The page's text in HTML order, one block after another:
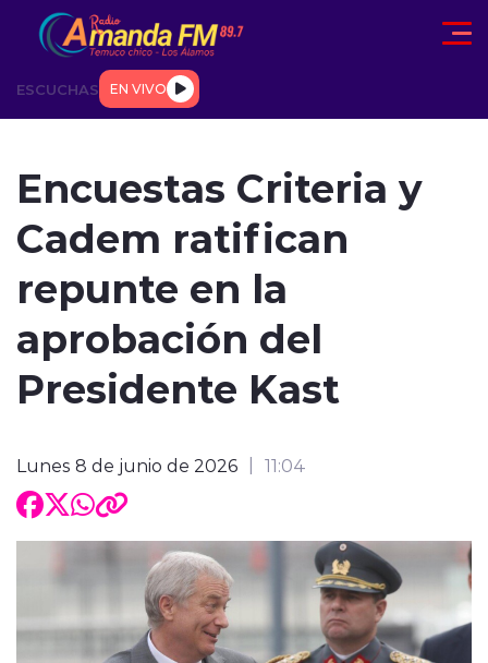
Click acá para ir directamente al contenido
ESCUCHAS EN VIVO
INTERNACIONAL
modo claro
Encuestas Criteria y
Cadem ratifican
repunte en la
aprobación del
Presidente Kast
Lunes 8 de junio de 2026 11:04